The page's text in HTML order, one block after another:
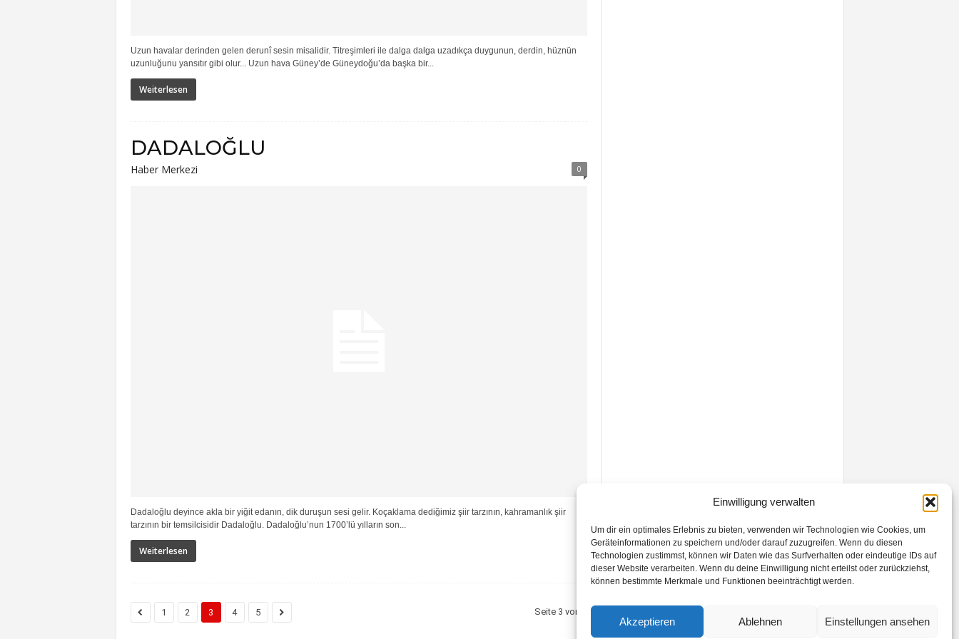
Einwilligung verwalten
Um dir ein optimales Erlebnis zu bieten, verwenden wir Technologien wie Cookies, um
Geräteinformationen zu speichern und/oder darauf zuzugreifen. Wenn du diesen
Technologien zustimmst, können wir Daten wie das Surfverhalten oder eindeutige IDs auf
dieser Website verarbeiten. Wenn du deine Einwilligung nicht erteilst oder zurückziehst,
können bestimmte Merkmale und Funktionen beeinträchtigt werden.
Akzeptieren Ablehnen Einstellungen ansehen
Uzun havalar derinden gelen derunî sesin misalidir. Titreşimleri ile dalga dalga uzadıkça duygunun, derdin, hüznün
uzunluğunu yansıtır gibi olur... Uzun hava Güney’de Güneydoğu’da başka bir...
Weiterlesen
DADALOĞLU
Haber Merkezi 0
Dadaloğlu deyince akla bir yiğit edanın, dik duruşun sesi gelir. Koçaklama dediğimiz şiir tarzının, kahramanlık şiir
tarzının bir temsilcisidir Dadaloğlu. Dadaloğlu’nun 1700’lü yılların son...
Weiterlesen
1 2 3 4 5 Seite 3 von 5